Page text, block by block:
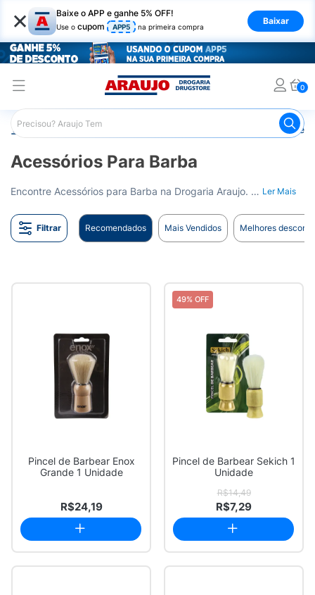
× Baixe o APP e ganhe 5% OFF!
Use o cupom APP5 na primeira compra
Baixar
0
Araujo Higiene Pessoal
Acessórios Para Barba
Encontre Acessórios para Barba na Drogaria Araujo. Cuidado e estilo para sua barba. Entrega para todo o Brasil. Ler Mais
Filtrar Recomendados Mais Vendidos Melhores
Pincel de Barbear Enox
Grande 1 Unidade
R$24,19
49% OFF
Pincel de Barbear Sekich 1
Unidade
R$14,49
R$7,29